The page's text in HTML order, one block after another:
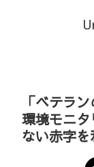
「ベテラ
環境モニ
ない赤字